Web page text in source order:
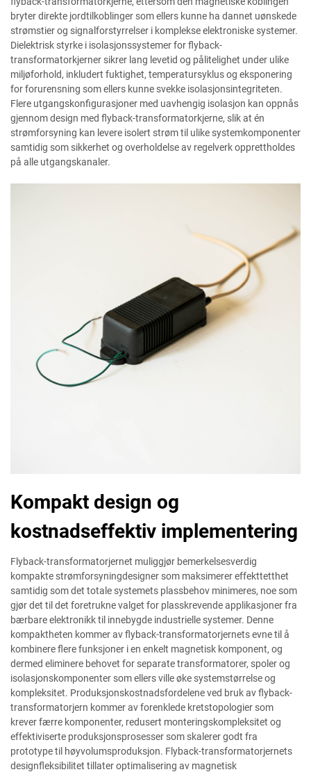
bryter direkte jordtilkoblinger som ellers kunne ha dannet uønskede
strømstier og signalforstyrrelser i komplekse elektroniske systemer.
Dielektrisk styrke i isolasjonssystemer for flyback-
transformatorkjerner sikrer lang levetid og pålitelighet under ulike
miljøforhold, inkludert fuktighet, temperatursyklus og eksponering
for forurensning som ellers kunne svekke isolasjonsintegriteten.
Flere utgangskonfigurasjoner med uavhengig isolasjon kan oppnås
gjennom design med flyback-transformatorkjerne, slik at én
strømforsyning kan levere isolert strøm til ulike systemkomponenter
samtidig som sikkerhet og overholdelse av regelverk opprettholdes
på alle utgangskanaler.
Kompakt design og
kostnadseffektiv implementering
Flyback-transformatorjernet muliggjør bemerkelsesverdig
kompakte strømforsyningdesigner som maksimerer effekttetthet
samtidig som det totale systemets plassbehov minimeres, noe som
gjør det til det foretrukne valget for plasskrevende applikasjoner fra
bærbare elektronikk til innebygde industrielle systemer. Denne
kompaktheten kommer av flyback-transformatorjernets evne til å
kombinere flere funksjoner i en enkelt magnetisk komponent, og
dermed eliminere behovet for separate transformatorer, spoler og
isolasjonskomponenter som ellers ville øke systemstørrelse og
kompleksitet. Produksjonskostnadsfordelene ved bruk av flyback-
transformatorjern kommer av forenklede kretstopologier som
krever færre komponenter, redusert monteringskompleksitet og
effektiviserte produksjonsprosesser som skalerer godt fra
prototype til høyvolumsproduksjon. Flyback-transformatorjernets
designfleksibilitet tillater optimalisering av magnetisk